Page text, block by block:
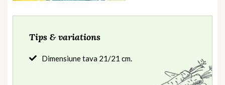
Tips & variations
Dimensiune tava 21/21 cm.